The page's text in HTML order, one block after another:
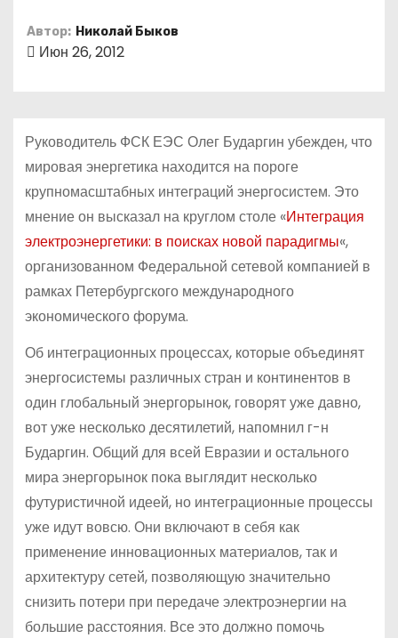
Автор: Николай Быков
Июн 26, 2012
Руководитель ФСК ЕЭС Олег Бударгин убежден, что
мировая энергетика находится на пороге
крупномасштабных интеграций энергосистем. Это
мнение он высказал на круглом столе «Интеграция
электроэнергетики: в поисках новой парадигмы«,
организованном Федеральной сетевой компанией в
рамках Петербургского международного
экономического форума.
Об интеграционных процессах, которые объединят
энергосистемы различных стран и континентов в
один глобальный энергорынок, говорят уже давно,
вот уже несколько десятилетий, напомнил г-н
Бударгин. Общий для всей Евразии и остального
мира энергорынок пока выглядит несколько
футуристичной идеей, но интеграционные процессы
уже идут вовсю. Они включают в себя как
применение инновационных материалов, так и
архитектуру сетей, позволяющую значительно
снизить потери при передаче электроэнергии на
большие расстояния. Все это должно помочь